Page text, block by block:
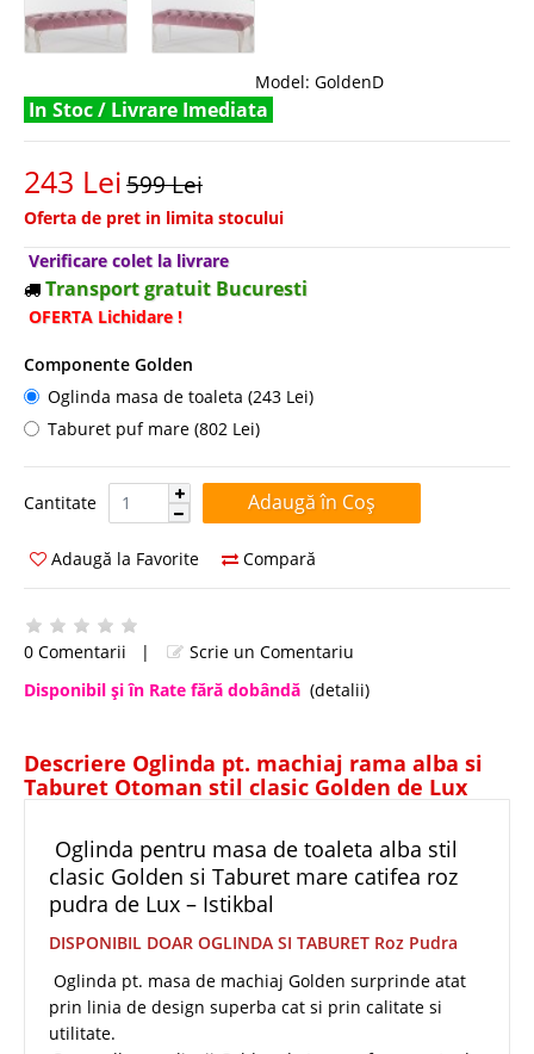
Model: GoldenD
In Stoc / Livrare Imediata
243 Lei599 Lei
Oferta de pret in limita stocului
Verificare colet la livrare
Transport gratuit Bucuresti
OFERTA Lichidare !
Componente Golden
Oglinda masa de toaleta (243 Lei)
Taburet puf mare (802 Lei)
Cantitate Cantitate:
Adaugă la Favorite Compară
0 Comentarii |
Scrie un Comentariu
Disponibil şi în Rate fără dobândă (detalii)
Descriere Oglinda pt. machiaj rama alba si
Taburet Otoman stil clasic Golden de Lux
Oglinda pentru masa de toaleta alba stil
clasic Golden si Taburet mare catifea roz
pudra de Lux – Istikbal
DISPONIBIL DOAR OGLINDA SI TABURET Roz Pudra
Oglinda pt. masa de machiaj Golden surprinde atat
prin linia de design superba cat si prin calitate si
utilitate.